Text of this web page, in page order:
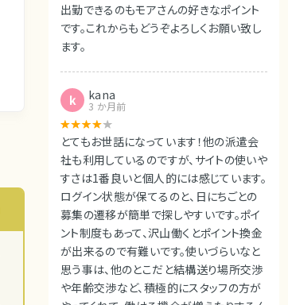
出勤できるのもモアさんの好きなポイント
です。これからもどうぞよろしくお願い致し
ます。
k kana
3 か月前
とてもお世話になっています！他の派遣会
社も利用しているのですが、サイトの使いや
すさは1番良いと個人的には感じています。
ログイン状態が保てるのと、日にちごとの
募集の遷移が簡単で探しやすいです。ポイ
ント制度もあって、沢山働くとポイント換金
が出来るので有難いです。使いづらいなと
思う事は、他のとこだと結構送り場所交渉
や年齢交渉など、積極的にスタッフの方が